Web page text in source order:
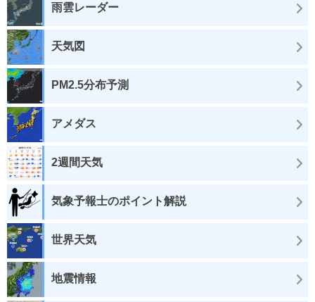
雨雲レーダー
天気図
PM2.5分布予測
アメダス
2週間天気
気象予報士のポイント解説
世界天気
地震情報